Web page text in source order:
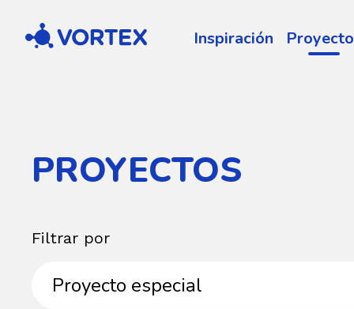
Vortex Inspiración
PROYECTOS
Filtrar por
Proyecto especial